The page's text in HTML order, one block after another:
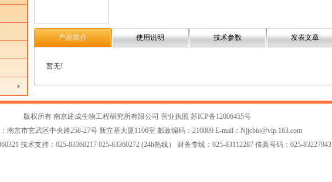
产品简介 使用说明 技术参数 发表文章
暂无!
版权所有 南京建成生物工程研究所有限公司 营业执照 苏ICP备12006455号
南京市玄武区中央路258-27号 新立基大厦1106室 邮政编码：210009 E-mail： Njjcbio@vip.163.com
技术支持：025-83360217 025-83360272 (24h热线） 财务专线：025-83112287 传真号码：025-83227943